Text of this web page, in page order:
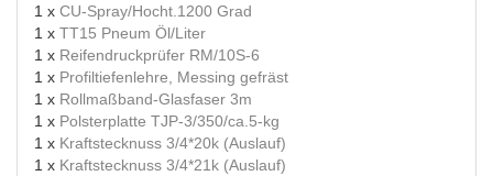
1 x CU-Spray/Hocht.1200 Grad
1 x TT15 Pneum Öl/Liter
1 x Reifendruckprüfer RM/10S-6
1 x Profiltiefenlehre, Messing gefräst
1 x Rollmaßband-Glasfaser 3m
1 x Polsterplatte TJP-3/350/ca.5-kg
1 x Kraftstecknuss 3/4*20k (Auslauf)
1 x Kraftstecknuss 3/4*21k (Auslauf)